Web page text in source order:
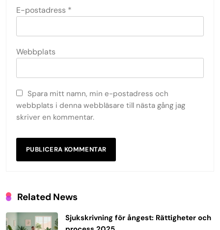
E-postadress *
Webbplats
Spara mitt namn, min e-postadress och
webbplats i denna webbläsare till nästa gång jag
skriver en kommentar.
Related News
Sjukskrivning för ångest: Rättigheter och